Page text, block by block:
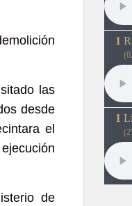
las
desde
el
de